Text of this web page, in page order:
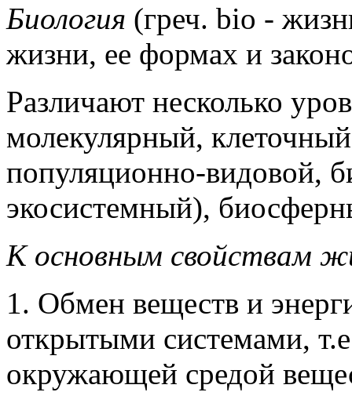
Биология (греч. bio -
жизни, ее формах и
Различают несколько
молекулярный,
популяционно-видовой,
экосистемный),
К основным свойствам
1. Обмен веществ и
открытыми системами,
окружающей средой